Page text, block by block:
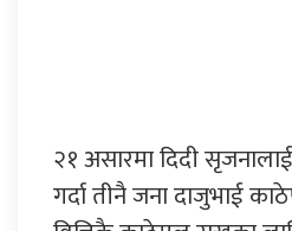
२१ असारमा दिदी
गर्दा तीनै जना दाजुभाई